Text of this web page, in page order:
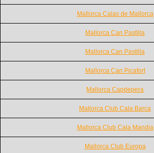
Mallorca Calas de Mallorca
Mallorca Can Pastilla
Mallorca Can Pastilla
Mallorca Can Picafort
Mallorca Capdepera
Mallorca Club Cala Barca
Mallorca Club Cala Mandia
Mallorca Club Europa